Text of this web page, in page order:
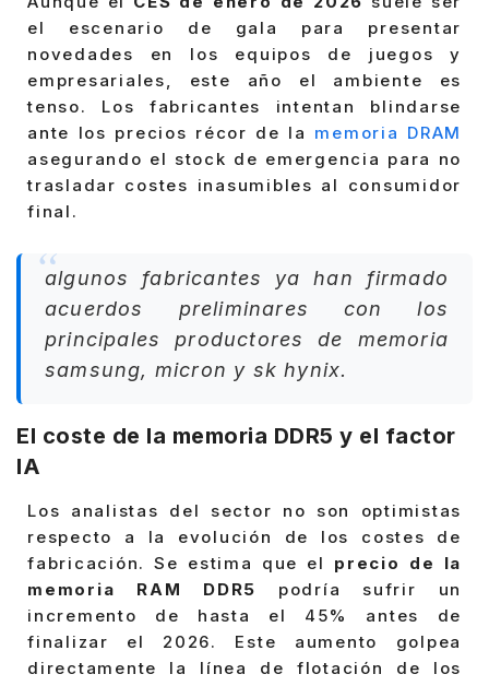
el escenario de gala para presentar
novedades en los equipos de juegos y
empresariales, este año el ambiente es
tenso. Los fabricantes intentan blindarse
ante los precios récor de la memoria DRAM
asegurando el stock de emergencia para no
trasladar costes inasumibles al consumidor
final.
algunos fabricantes ya han firmado
acuerdos preliminares con los
principales productores de memoria
samsung, micron y sk hynix.
El coste de la memoria DDR5 y el factor
IA
Los analistas del sector no son optimistas
respecto a la evolución de los costes de
fabricación. Se estima que el precio de la
memoria RAM DDR5 podría sufrir un
incremento de hasta el 45% antes de
finalizar el 2026. Este aumento golpea
directamente la línea de flotación de los